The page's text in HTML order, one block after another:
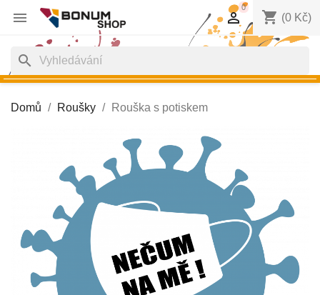
 shopping_cart
0
(0 Kč)

search
Domů Roušky Rouška s potiskem